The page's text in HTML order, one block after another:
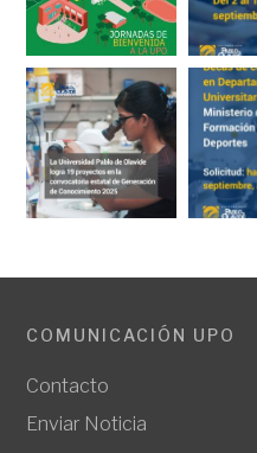
COMUNICACIÓN UPO
Contacto
Enviar Noticia